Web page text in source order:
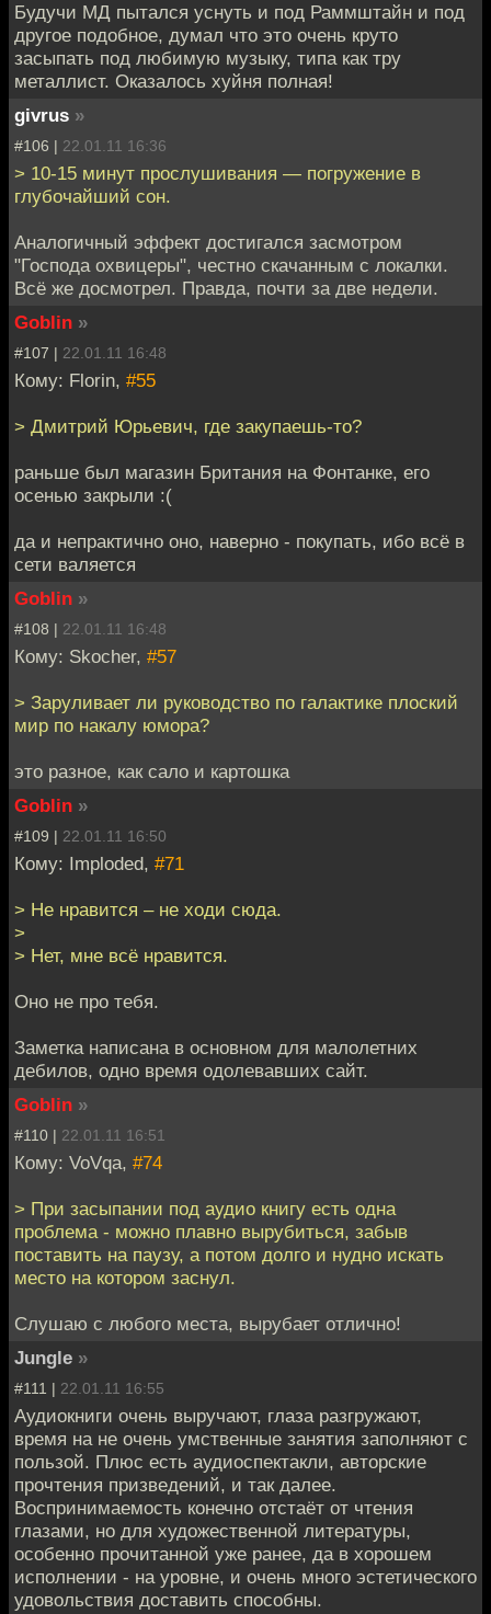
Будучи МД пытался уснуть и под Раммштайн и под
другое подобное, думал что это очень круто
засыпать под любимую музыку, типа как тру
металлист. Оказалось хуйня полная!
givrus »
#106 | 22.01.11 16:36
> 10-15 минут прослушивания — погружение в
глубочайший сон.
Аналогичный эффект достигался засмотром
"Господа охвицеры", честно скачанным с локалки.
Всё же досмотрел. Правда, почти за две недели.
Goblin »
#107 | 22.01.11 16:48
Кому: Florin, #55
> Дмитрий Юрьевич, где закупаешь-то?
раньше был магазин Британия на Фонтанке, его
осенью закрыли :(
да и непрактично оно, наверно - покупать, ибо всё в
сети валяется
Goblin »
#108 | 22.01.11 16:48
Кому: Skocher, #57
> Заруливает ли руководство по галактике плоский
мир по накалу юмора?
это разное, как сало и картошка
Goblin »
#109 | 22.01.11 16:50
Кому: Imploded, #71
> Не нравится – не ходи сюда.
>
> Нет, мне всё нравится.
Оно не про тебя.
Заметка написана в основном для малолетних
дебилов, одно время одолевавших сайт.
Goblin »
#110 | 22.01.11 16:51
Кому: VoVqa, #74
> При засыпании под аудио книгу есть одна
проблема - можно плавно вырубиться, забыв
поставить на паузу, а потом долго и нудно искать
место на котором заснул.
Слушаю с любого места, вырубает отлично!
Jungle »
#111 | 22.01.11 16:55
Аудиокниги очень выручают, глаза разгружают,
время на не очень умственные занятия заполняют с
пользой. Плюс есть аудиоспектакли, авторские
прочтения призведений, и так далее.
Воспринимаемость конечно отстаёт от чтения
глазами, но для художественной литературы,
особенно прочитанной уже ранее, да в хорошем
исполнении - на уровне, и очень много эстетического
удовольствия доставить способны.